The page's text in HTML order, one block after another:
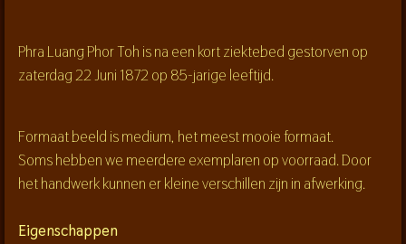
Phra Luang Phor Toh is na een kort ziektebed gestorven op
zaterdag 22 Juni 1872 op 85-jarige leeftijd.
Formaat beeld is medium, het meest mooie formaat.
Soms hebben we meerdere exemplaren op voorraad. Door
het handwerk kunnen er kleine verschillen zijn in afwerking.
Eigenschappen